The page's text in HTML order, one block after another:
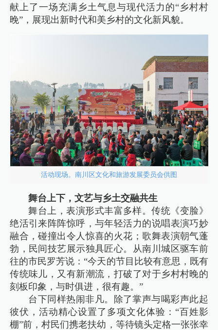
献上了一场充满乡土气息与现代活力的“乡村村
晚”，展现出新时代和美乡村的文化新风貌。
活动现场。南川区文化和旅游发展委员会供图
舞台上下，文艺与乡土交融共生
舞台上，表演形式丰富多样。传统《变脸》
绝活引来阵阵惊呼，与年轻活力的说唱表演巧妙
融合，碰撞出令人惊喜的火花；歌舞表演朝气蓬
勃，民间技艺展示独具匠心。从南川城区驱车前
往的市民罗芳说：“今天的节目比较有意思，既有
传统味儿，又有新潮流，打破了对于乡村村晚的
刻板印象，与时俱进，很有趣。”
台下同样热闹非凡。除了掌声与喝彩声此起
彼伏，活动精心设置了多项文化体验：“百姓影
棚”前，村民们携老扶幼，等待镜头定格一张张幸